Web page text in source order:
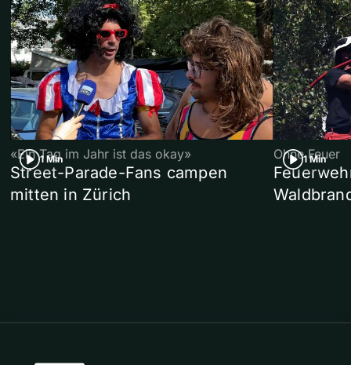
1 Min
«Ein Tag im Jahr ist das okay»
Street-Parade-Fans campen
mitten in Zürich
1 Min
Ohne Feuer